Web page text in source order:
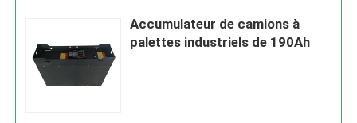
Accumulateur de camions à
palettes industriels de 190Ah